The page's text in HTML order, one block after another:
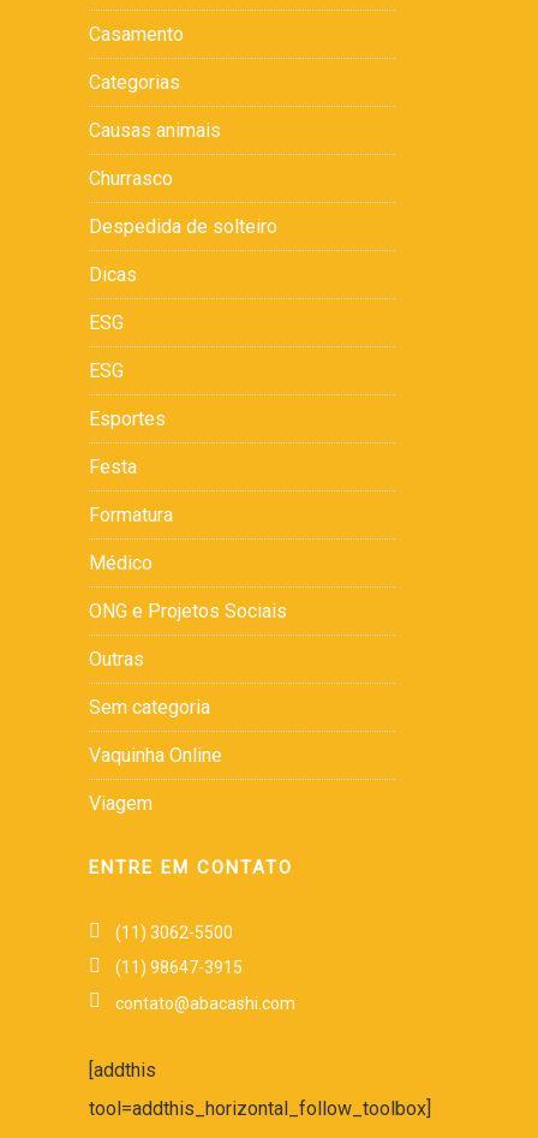
Casamento
Categorias
Causas animais
Churrasco
Despedida de solteiro
Dicas
ESG
ESG
Esportes
Festa
Formatura
Médico
ONG e Projetos Sociais
Outras
Sem categoria
Vaquinha Online
Viagem
ENTRE EM CONTATO
(11) 3062-5500
(11) 98647-3915
contato@abacashi.com
[addthis
tool=addthis_horizontal_follow_toolbox]